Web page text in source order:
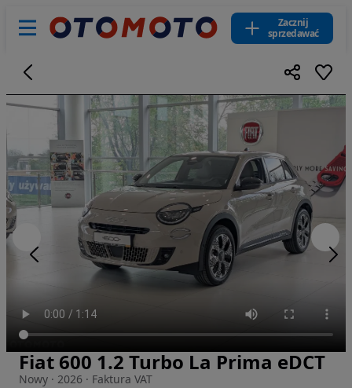
Zacznij
sprzedawać
Zdjęcie 1 z 41
Fiat 600 1.2 Turbo La Prima eDCT
Nowy · 2026 · Faktura VAT